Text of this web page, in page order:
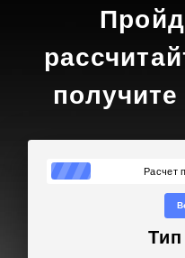
получите
Расчет